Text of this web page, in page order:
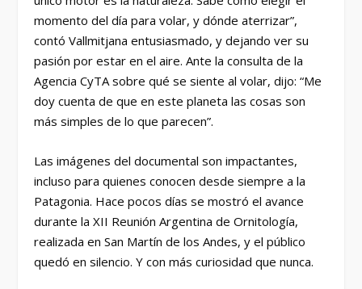
momento del día para volar, y dónde aterrizar”,
contó Vallmitjana entusiasmado, y dejando ver su
pasión por estar en el aire. Ante la consulta de la
Agencia CyTA sobre qué se siente al volar, dijo: “Me
doy cuenta de que en este planeta las cosas son
más simples de lo que parecen”.
Las imágenes del documental son impactantes,
incluso para quienes conocen desde siempre a la
Patagonia. Hace pocos días se mostró el avance
durante la XII Reunión Argentina de Ornitología,
realizada en San Martín de los Andes, y el público
quedó en silencio. Y con más curiosidad que nunca.